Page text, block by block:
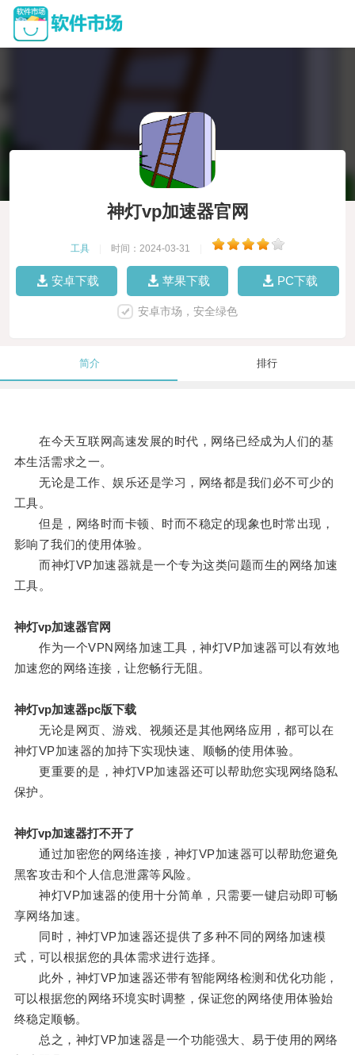
神灯vp加速器官网
工具 时间：2024-03-31
安卓下载 苹果下载 PC下载
安卓市场，安全绿色
简介 排行
在今天互联网高速发展的时代，网络已经成为人们的基
本生活需求之一。
无论是工作、娱乐还是学习，网络都是我们必不可少的
工具。
但是，网络时而卡顿、时而不稳定的现象也时常出现，
影响了我们的使用体验。
而神灯VP加速器就是一个专为这类问题而生的网络加速
工具。
神灯vp加速器官网
作为一个VPN网络加速工具，神灯VP加速器可以有效地
加速您的网络连接，让您畅行无阻。
神灯vp加速器pc版下载
无论是网页、游戏、视频还是其他网络应用，都可以在
神灯VP加速器的加持下实现快速、顺畅的使用体验。
更重要的是，神灯VP加速器还可以帮助您实现网络隐私
保护。
神灯vp加速器打不开了
通过加密您的网络连接，神灯VP加速器可以帮助您避免
黑客攻击和个人信息泄露等风险。
神灯VP加速器的使用十分简单，只需要一键启动即可畅
享网络加速。
同时，神灯VP加速器还提供了多种不同的网络加速模
式，可以根据您的具体需求进行选择。
此外，神灯VP加速器还带有智能网络检测和优化功能，
可以根据您的网络环境实时调整，保证您的网络使用体验始
终稳定顺畅。
总之，神灯VP加速器是一个功能强大、易于使用的网络